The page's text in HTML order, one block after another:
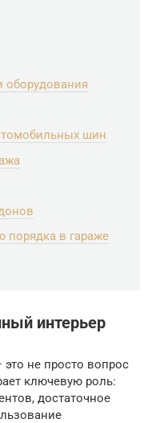
оборудования
шин
в гараже
интерьер
не просто вопрос
ключевую роль:
достаточное